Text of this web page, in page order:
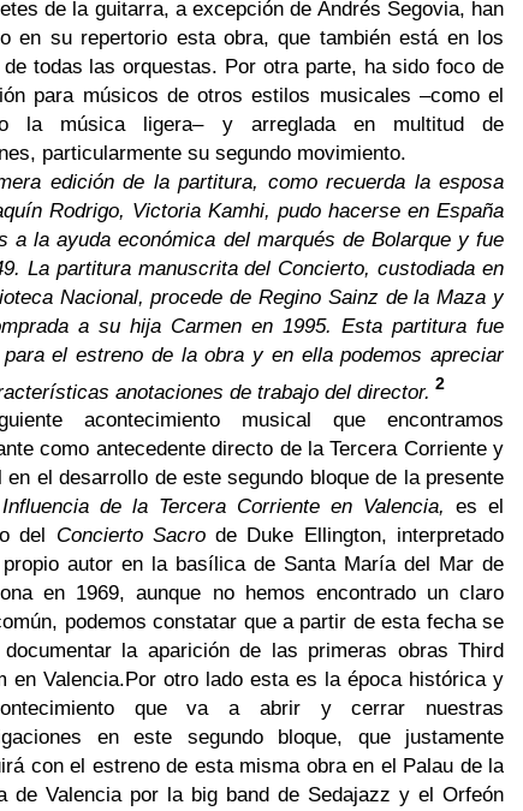
de la guitarra, a excepción de Andrés Segovia, han
en su repertorio esta obra, que también está en los
todas las orquestas. Por otra parte, ha sido foco de
para músicos de otros estilos musicales –como el
la música ligera– y arreglada en multitud de
particularmente su segundo movimiento.
edición de la partitura, como recuerda la esposa
Rodrigo, Victoria Kamhi, pudo hacerse en España
a la ayuda económica del marqués de Bolarque y fue
La partitura manuscrita del Concierto, custodiada en
Nacional, procede de Regino Sainz de la Maza y
a su hija Carmen en 1995. Esta partitura fue
para el estreno de la obra y en ella podemos apreciar
anotaciones de trabajo del director. 2
acontecimiento musical que encontramos
como antecedente directo de la Tercera Corriente y
en el desarrollo de este segundo bloque de la presente
Influencia de la Tercera Corriente en Valencia, es el
del Concierto Sacrode Duke Ellington, interpretado
autor en la basílica de Santa María del Mar de
en 1969, aunque no hemos encontrado un claro
podemos constatar que a partir de esta fecha se
la aparición de las primeras obras Third
en Valencia. Por otro lado esta es la época histórica y
que va a abrir y cerrar nuestras
en este segundo bloque, que justamente
con el estreno de esta misma obra en el Palau de la
de Valencia por la big band de Sedajazz y el Orfeón